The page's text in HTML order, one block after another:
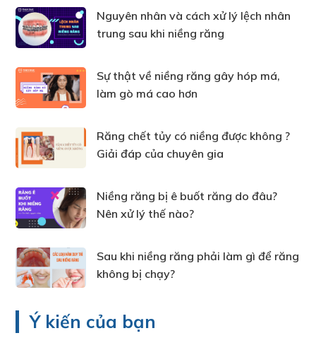
Nguyên nhân và cách xử lý lệch nhân
trung sau khi niềng răng
Sự thật về niềng răng gây hóp má,
làm gò má cao hơn
Răng chết tủy có niềng được không ?
Giải đáp của chuyên gia
Niềng răng bị ê buốt răng do đâu?
Nên xử lý thế nào?
Sau khi niềng răng phải làm gì để răng
không bị chạy?
Ý kiến của bạn